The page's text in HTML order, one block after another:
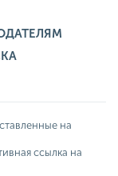
на
ссылка на